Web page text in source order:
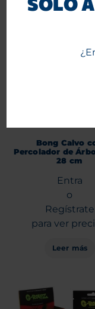
Bong Calvo
Percolador de
28 cm
Entra
o
Regístrate
para ver
Leer más